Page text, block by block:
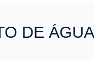
DE ÁGUA